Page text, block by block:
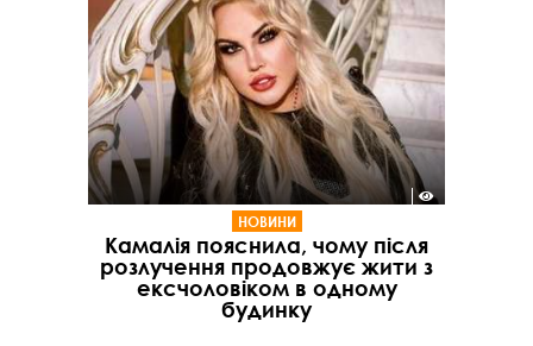
НОВИНИ
Камалія пояснила, чому після
розлучення продовжує жити з
ексчоловіком в одному
будинку